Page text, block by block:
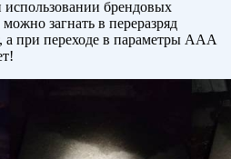
брендовых
загнать в переразряд
а при переходе в параметры ААА